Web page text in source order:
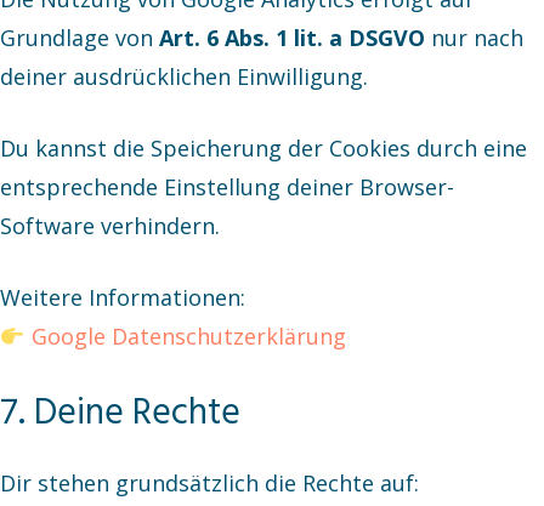
Grundlage von Art. 6 Abs. 1 lit. a DSGVO nur nach
deiner ausdrücklichen Einwilligung.
Du kannst die Speicherung der Cookies durch eine
entsprechende Einstellung deiner Browser-
Software verhindern.
Weitere Informationen:
Google Datenschutzerklärung
7. Deine Rechte
Dir stehen grundsätzlich die Rechte auf: